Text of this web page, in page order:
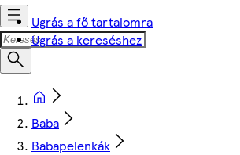
Ugrás a fő tartalomra
Ugrás a kereséshez
Baba
Babapelenkák